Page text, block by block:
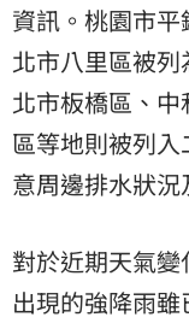
資訊。桃園市
北市八里區被
北市板橋區、
區等地則被列
意周邊排水狀況
對於近期天氣
出現的強降雨